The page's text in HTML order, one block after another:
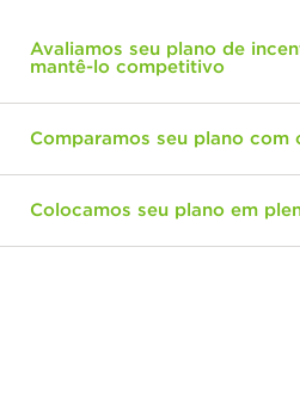
Avaliamos seu plano de
mantê-lo competitivo
Comparamos seu plano com
Colocamos seu plano em